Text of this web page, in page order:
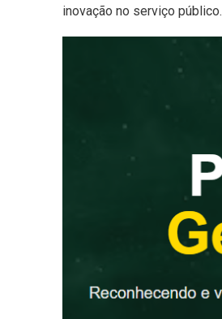
inovação no serviço público.